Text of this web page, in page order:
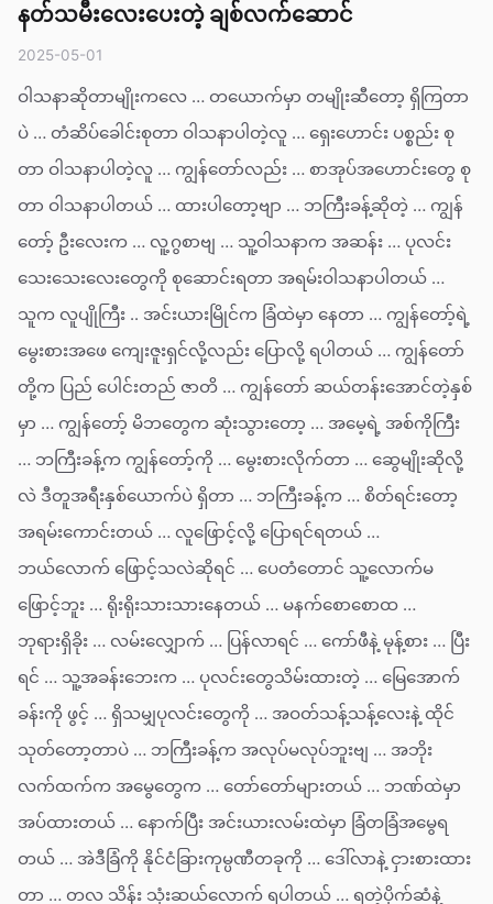
နတ်သမီးလေးပေးတဲ့ ချစ်လက်ဆောင်
2025-05-01
ဝါသနာဆိုတာမျိုးကလေ … တယောက်မှာ တမျိုးဆီတော့ ရှိကြတာ
ပဲ … တံဆိပ်ခေါင်းစုတာ ဝါသနာပါတဲ့လူ … ရှေးဟောင်း ပစ္စည်း စု
တာ ဝါသနာပါတဲ့လူ … ကျွန်တော်လည်း … စာအုပ်အဟောင်းတွေ စု
တာ ဝါသနာပါတယ် … ထားပါတော့ဗျာ … ဘကြီးခန့်ဆိုတဲ့ … ကျွန်
တော့် ဦးလေးက … လူ့ဂွစာဗျ … သူ့ဝါသနာက အဆန်း … ပုလင်း
သေးသေးလေးတွေကို စုဆောင်းရတာ အရမ်းဝါသနာပါတယ် …
သူက လူပျိုကြီး .. အင်းယားမြိုင်က ခြံထဲမှာ နေတာ … ကျွန်တော့်ရဲ့
မွေးစားအဖေ ကျေးဇူးရှင်လို့လည်း ပြောလို့ ရပါတယ် … ကျွန်တော်
တို့က ပြည် ပေါင်းတည် ဇာတိ … ကျွန်တော် ဆယ်တန်းအောင်တဲ့နှစ်
မှာ … ကျွန်တော့် မိဘတွေက ဆုံးသွားတော့ … အမေ့ရဲ့ အစ်ကိုကြီး
… ဘကြီးခန့်က ကျွန်တော့်ကို … မွေးစားလိုက်တာ … ဆွေမျိုးဆိုလို့
လဲ ဒီတူအရီးနှစ်ယောက်ပဲ ရှိတာ … ဘကြီးခန့်က … စိတ်ရင်းတော့
အရမ်းကောင်းတယ် … လူဖြောင့်လို့ ပြောရင်ရတယ် …
ဘယ်လောက် ဖြောင့်သလဲဆိုရင် … ပေတံတောင် သူ့လောက်မ
ဖြောင့်ဘူး … ရိုးရိုးသားသားနေတယ် … မနက်စောစောထ …
ဘုရားရှိခိုး … လမ်းလျှောက် … ပြန်လာရင် … ကော်ဖီနဲ့ မုန့်စား … ပြီး
ရင် … သူ့အခန်းဘေးက … ပုလင်းတွေသိမ်းထားတဲ့ … မြေအောက်
ခန်းကို ဖွင့် … ရှိသမျှပုလင်းတွေကို … အဝတ်သန့်သန့်လေးနဲ့ ထိုင်
သုတ်တော့တာပဲ … ဘကြီးခန့်က အလုပ်မလုပ်ဘူးဗျ … အဘိုး
လက်ထက်က အမွေတွေက … တော်တော်များတယ် … ဘဏ်ထဲမှာ
အပ်ထားတယ် … နောက်ပြီး အင်းယားလမ်းထဲမှာ ခြံတခြံအမွေရ
တယ် … အဲဒီခြံကို နိုင်ငံခြားကုမ္ပဏီတခုကို … ဒေါ်လာနဲ့ ငှားစားထား
တာ … တလ သိန်း သုံးဆယ်လောက် ရပါတယ် … ရတဲ့ပိုက်ဆံနဲ့